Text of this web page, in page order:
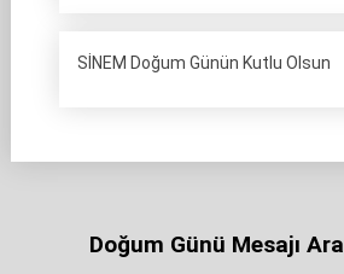
SİNEM Doğum Günün Kutlu Olsun
Doğum Günü Mesajı Ara